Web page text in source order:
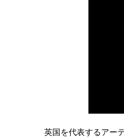
英国を代表するアー